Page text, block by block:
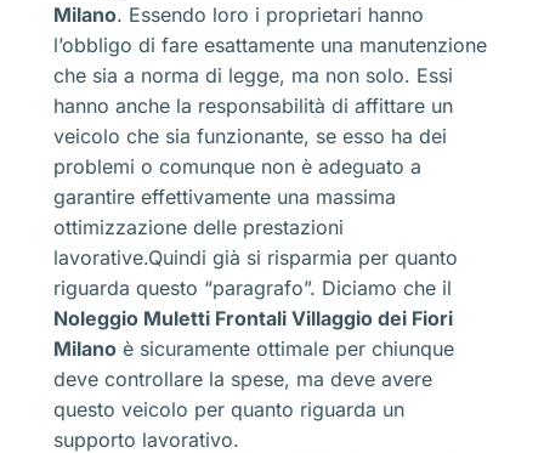
Milano. Essendo loro i proprietari hanno
l’obbligo di fare esattamente una manutenzione
che sia a norma di legge, ma non solo. Essi
hanno anche la responsabilità di affittare un
veicolo che sia funzionante, se esso ha dei
problemi o comunque non è adeguato a
garantire effettivamente una massima
ottimizzazione delle prestazioni
lavorative.Quindi già si risparmia per quanto
riguarda questo “paragrafo”. Diciamo che il
Noleggio Muletti Frontali Villaggio dei Fiori
Milano è sicuramente ottimale per chiunque
deve controllare la spese, ma deve avere
questo veicolo per quanto riguarda un
supporto lavorativo.